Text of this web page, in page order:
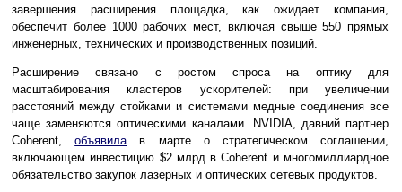
завершения расширения площадка, как ожидает компания,
обеспечит более 1000 рабочих мест, включая свыше 550 прямых
инженерных, технических и производственных позиций.
Расширение связано с ростом спроса на оптику для
масштабирования кластеров ускорителей: при увеличении
расстояний между стойками и системами медные соединения все
чаще заменяются оптическими каналами. NVIDIA, давний партнер
Coherent,объявила в марте о стратегическом соглашении,
включающем инвестицию $2 млрд в Coherent и многомиллиардное
обязательство закупок лазерных и оптических сетевых продуктов.